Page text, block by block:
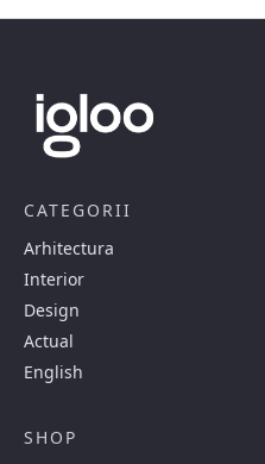
CATEGORII
Arhitectura
Interior
Design
Actual
English
SHOP